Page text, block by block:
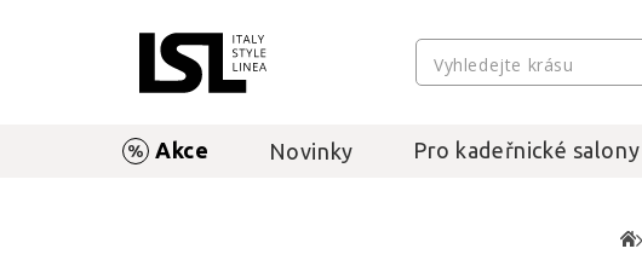
Akce Novinky Pro kadeřnické salony